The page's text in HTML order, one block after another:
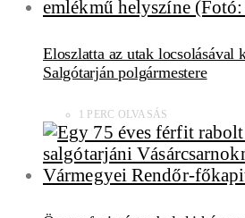
Eloszlatta az utak locsolásával
Salgótarján polgármestere
1 PERC OLVASÁS